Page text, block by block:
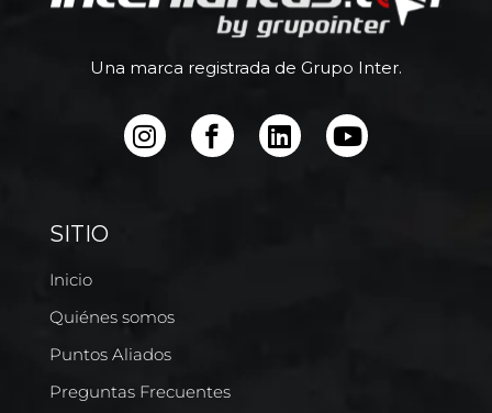
Una marca registrada de Grupo Inter.
SITIO
Inicio
Quiénes somos
Puntos Aliados
Preguntas Frecuentes